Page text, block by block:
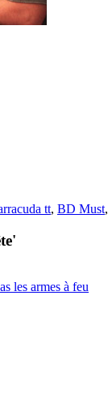
tt, BD Must,
les armes à feu